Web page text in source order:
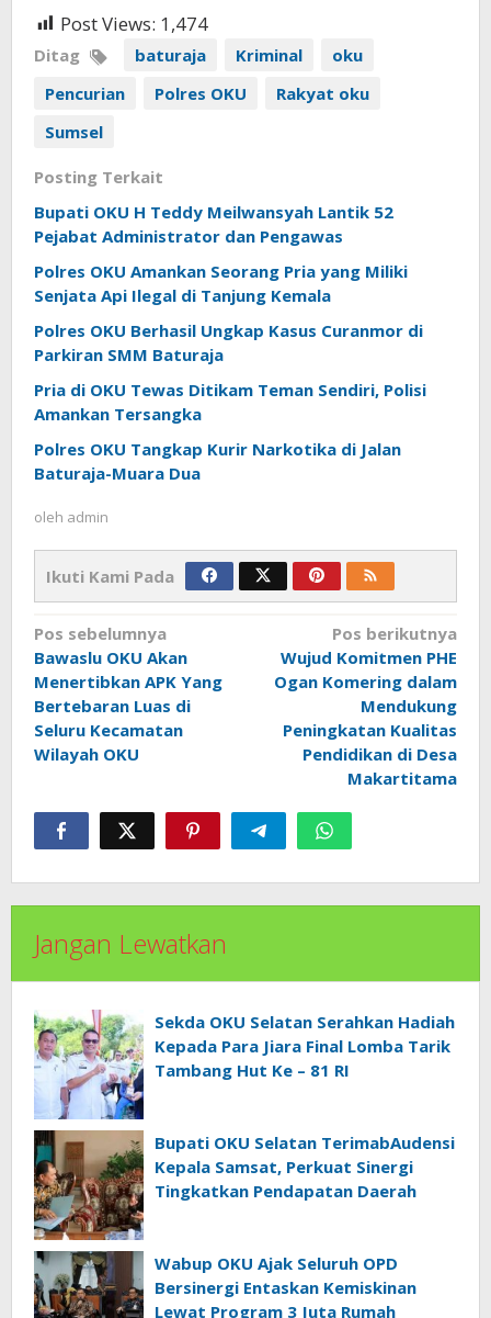
Post Views: 1,474
Ditag baturaja Kriminal
oku
Pencurian
Polres OKU
Rakyat oku
Sumsel
Posting Terkait
Bupati OKU H Teddy Meilwansyah Lantik 52
Pejabat Administrator dan Pengawas
Polres OKU Amankan Seorang Pria yang Miliki
Senjata Api Ilegal di Tanjung Kemala
Polres OKU Berhasil Ungkap Kasus Curanmor di
Parkiran SMM Baturaja
Pria di OKU Tewas Ditikam Teman Sendiri, Polisi
Amankan Tersangka
Polres OKU Tangkap Kurir Narkotika di Jalan
Baturaja-Muara Dua
oleh admin
Ikuti Kami Pada
Navigasi
pos
Pos sebelumnya
Bawaslu OKU Akan
Menertibkan APK Yang
Bertebaran Luas di
Seluru Kecamatan
Wilayah OKU
Pos berikutnya
Wujud Komitmen PHE
Ogan Komering dalam
Mendukung
Peningkatan Kualitas
Pendidikan di Desa
Makartitama
Jangan Lewatkan
Sekda OKU Selatan Serahkan Hadiah
Kepada Para Jiara Final Lomba Tarik
Tambang Hut Ke – 81 RI
Bupati OKU Selatan TerimabAudensi
Kepala Samsat, Perkuat Sinergi
Tingkatkan Pendapatan Daerah
Wabup OKU Ajak Seluruh OPD
Bersinergi Entaskan Kemiskinan
Lewat Program 3 Juta Rumah